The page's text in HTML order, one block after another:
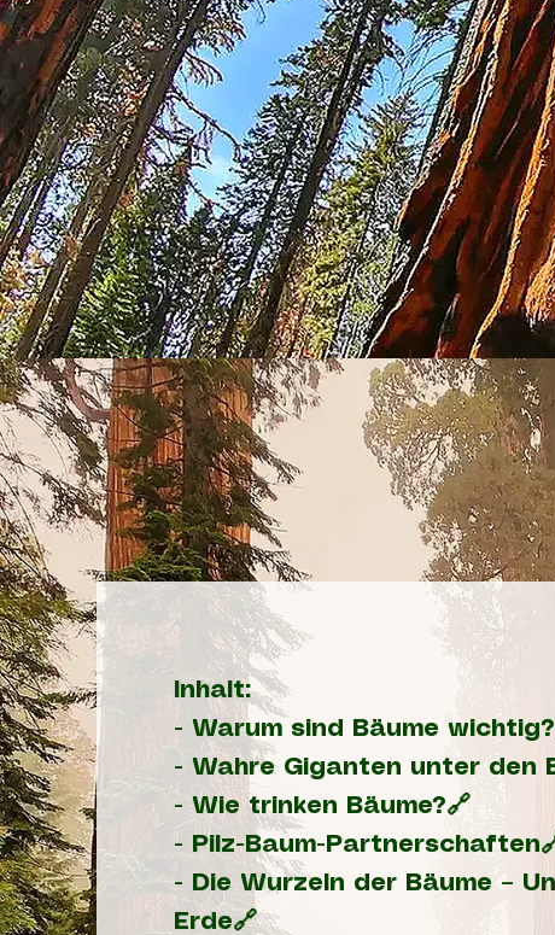
Inhalt:
- Warum sind Bäume
- Wahre Giganten unter den
- Wie trinken Bäume?🔗
-
Pilz-Baum-
-
Die Wurzeln der Bäume –
Erde🔗